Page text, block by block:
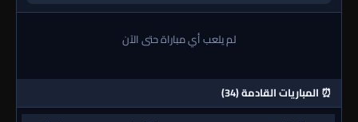
لم يلعب أي مباراة حتى الآن
⏰ المباريات القادمة (34)